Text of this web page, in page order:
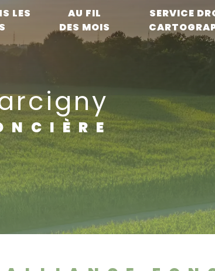
LES
AU FIL
DES MOIS
SERVICE